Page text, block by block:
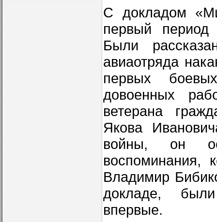
С докладом
первый
Были
авиаотряда
первых
довоенных
ветерана
Якова
войны, он
воспоминания,
Владимир
докладе,
впервые.